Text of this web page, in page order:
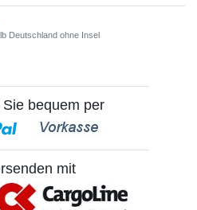
Deutschland ohne Insel
bequem per
mit